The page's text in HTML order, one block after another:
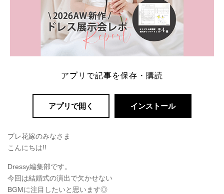
アプリで記事を保存・購読
アプリで開く インストール
プレ花嫁のみなさま
こんにちは!!
Dressy編集部です。
今回は結婚式の演出で欠かせない
BGMに注目したいと思います◎